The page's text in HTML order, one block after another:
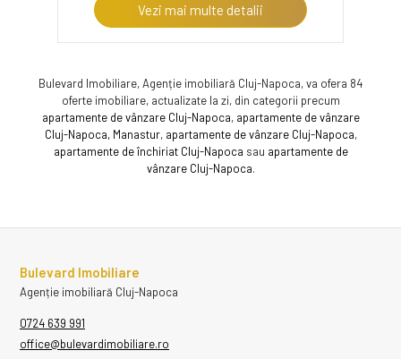
Vezi mai multe detalii
Bulevard Imobiliare, Agenție imobiliară Cluj-Napoca, va ofera 84
oferte imobiliare, actualizate la zi, din categorii precum
apartamente de vânzare Cluj-Napoca, apartamente de vânzare
Cluj-Napoca, Manastur, apartamente de vânzare Cluj-Napoca,
apartamente de închiriat Cluj-Napoca sau apartamente de
vânzare Cluj-Napoca.
Bulevard Imobiliare
Agenție imobiliară Cluj-Napoca
0724 639 991
office@bulevardimobiliare.ro